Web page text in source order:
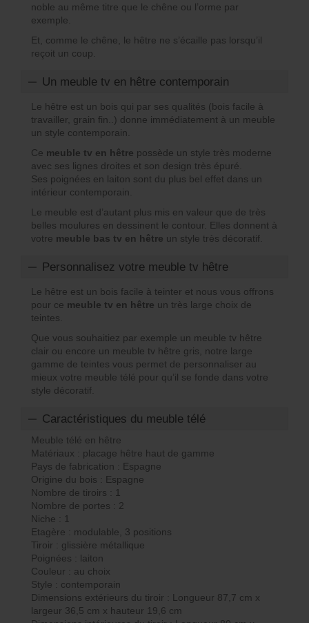
noble au même titre que le chêne ou l’orme par
exemple.
Et, comme le chêne, le hêtre ne s’écaille pas lorsqu’il
reçoit un coup.
Un meuble tv en hêtre contemporain
Le hêtre est un bois qui par ses qualités (bois facile à
travailler, grain fin..) donne immédiatement à un meuble
un style contemporain.
Ce meuble tv en hêtre possède un style très moderne
avec ses lignes droites et son design très épuré.
Ses poignées en laiton sont du plus bel effet dans un
intérieur contemporain.
Le meuble est d’autant plus mis en valeur que de très
belles moulures en dessinent le contour. Elles donnent à
votre meuble bas tv en hêtre un style très décoratif.
Personnalisez votre meuble tv hêtre
Le hêtre est un bois facile à teinter et nous vous offrons
pour ce meuble tv en hêtre un très large choix de
teintes.
Que vous souhaitiez par exemple un meuble tv hêtre
clair ou encore un meuble tv hêtre gris, notre large
gamme de teintes vous permet de personnaliser au
mieux votre meuble télé pour qu’il se fonde dans votre
style décoratif.
Caractéristiques du meuble télé
Meuble télé en hêtre
Matériaux : placage hêtre haut de gamme
Pays de fabrication : Espagne
Origine du bois : Espagne
Nombre de tiroirs : 1
Nombre de portes : 2
Niche : 1
Etagère : modulable, 3 positions
Tiroir : glissière métallique
Poignées : laiton
Couleur : au choix
Style : contemporain
Dimensions extérieurs du tiroir : Longueur 87,7 cm x
largeur 36,5 cm x hauteur 19,6 cm